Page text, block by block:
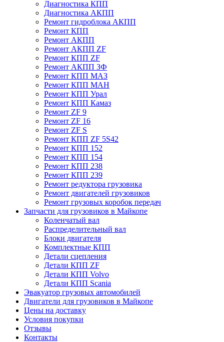
Диагностика КПП
Диагностика АКПП
Ремонт гидроблока АКПП
Ремонт КПП
Ремонт АКПП
Ремонт АКПП ZF
Ремонт КПП ZF
Ремонт АКПП ЗФ
Ремонт КПП МАЗ
Ремонт КПП МАН
Ремонт КПП Урал
Ремонт КПП Камаз
Ремонт ZF 9
Ремонт ZF 16
Ремонт ZF S
Ремонт КПП ZF 5S42
Ремонт КПП 152
Ремонт КПП 154
Ремонт КПП 238
Ремонт КПП 239
Ремонт редуктора грузовика
Ремонт двигателей грузовиков
Ремонт грузовых коробок передач
Запчасти для грузовиков в Майкопе
Коленчатый вал
Распределительный вал
Блоки двигателя
Комплектные КПП
Детали сцепления
Детали КПП ZF
Детали КПП Volvo
Детали КПП Scania
Эвакуатор грузовых автомобилей
Двигатели для грузовиков в Майкопе
Цены на доставку
Условия покупки
Отзывы
Контакты